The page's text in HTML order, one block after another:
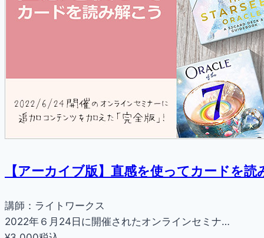
【アーカイブ版】直感を使ってカードを読
講師：ライトワークス
2022年６月24日に開催されたオンラインセミナ…